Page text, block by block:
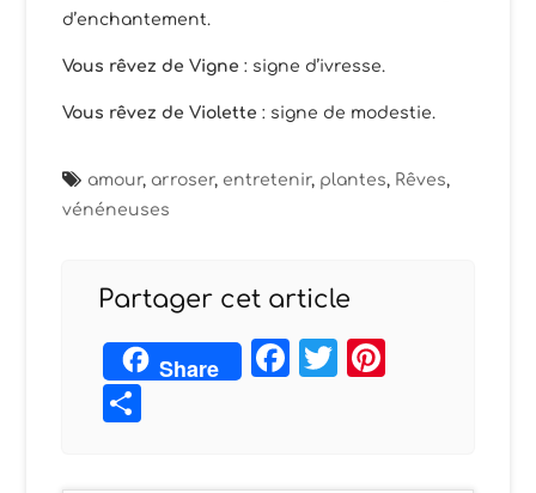
d’enchantement.
Vous rêvez de Vigne : signe d’ivresse.
Vous rêvez de Violette : signe de modestie.
amour, arroser, entretenir, plantes, Rêves,
vénéneuses
Partager cet article
Share Facebook
Twitter